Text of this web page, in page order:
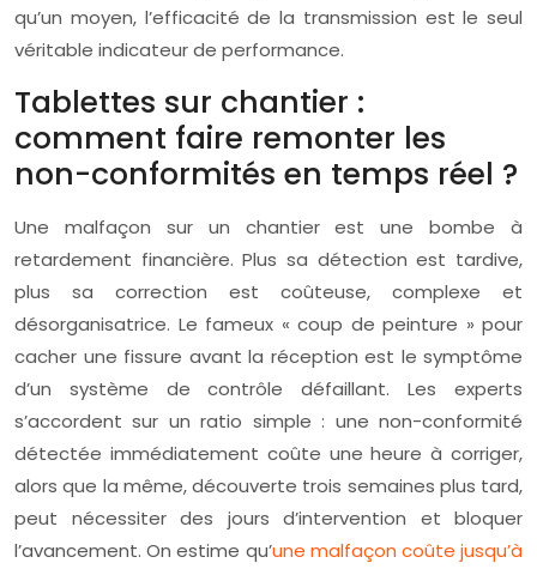
qu’un moyen, l’efficacité de la transmission est le seul
véritable indicateur de performance.
Tablettes sur chantier :
comment faire remonter les
non-conformités en temps réel ?
Une malfaçon sur un chantier est une bombe à
retardement financière. Plus sa détection est tardive,
plus sa correction est coûteuse, complexe et
désorganisatrice. Le fameux « coup de peinture » pour
cacher une fissure avant la réception est le symptôme
d’un système de contrôle défaillant. Les experts
s’accordent sur un ratio simple : une non-conformité
détectée immédiatement coûte une heure à corriger,
alors que la même, découverte trois semaines plus tard,
peut nécessiter des jours d’intervention et bloquer
l’avancement. On estime qu’une malfaçon coûte jusqu’à